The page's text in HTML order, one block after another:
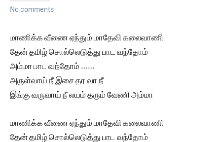
No comments
மாணிக்க வீணை ஏந்தும் மாதேவி கலைவாணி
தேன் தமிழ் சொல்லெடுத்து பாட வந்தோம்
அம்மா பாட வந்தோம் ……
அருள்வாய் நீ இசை தர வா நீ
இங்கு வருவாய் நீ லயம் தரும் வேணி அம்மா
மாணிக்க வீணை ஏந்தும் மாதேவி கலைவாணி
தேன் தமிழ் சொல்லெடுத்து பாட வந்தோம்